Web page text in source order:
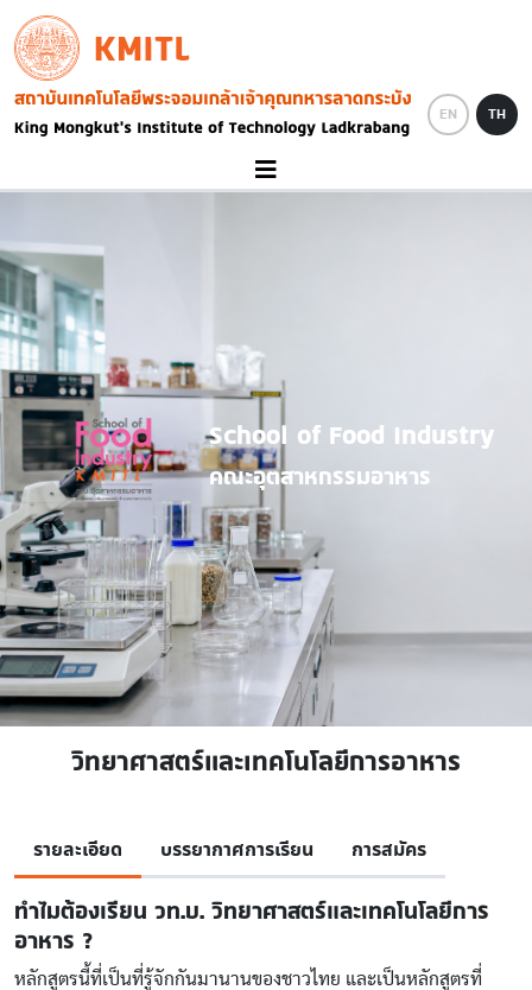
Skip to main content
KMITL
Image
EN TH
School of Food Industry
คณะอุตสาหกรรมอาหาร
วิทยาศาสตร์และเทคโนโลยีการอาหาร
รายละเอียด บรรยากาศการเรียน การสมัคร
ทำไมต้องเรียน วท.บ. วิทยาศาสตร์และเทคโนโลยีการ
อาหาร ?
หลักสูตรนี้ที่เป็นที่รู้จักกันมานานของชาวไทย และเป็นหลักสูตรที่